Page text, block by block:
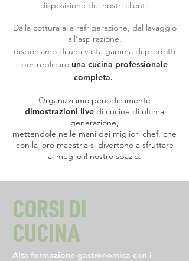
disposizione dei nostri clienti.
Dalla cottura alla refrigerazione, dal lavaggio
all’aspirazione,
disponiamo di una vasta gamma di prodotti
per replicare una cucina professionale
completa.
Organizziamo periodicamente
dimostrazioni live di cucine di ultima
generazione,
mettendole nelle mani dei migliori chef, che
con la loro maestria si divertono a sfruttare
al meglio il nostro spazio.
CORSI DI
CUCINA
Alta formazione gastronomica con i